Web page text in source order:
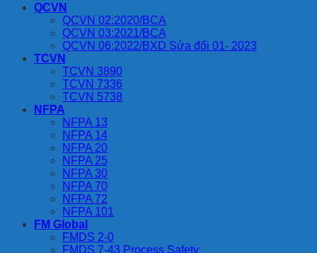
QCVN
QCVN 02:2020/BCA
QCVN 03:2021/BCA
QCVN 06:2022/BXD Sửa đổi 01- 2023
TCVN
TCVN 3890
TCVN 7336
TCVN 5738
NFPA
NFPA 13
NFPA 14
NFPA 20
NFPA 25
NFPA 30
NFPA 70
NFPA 72
NFPA 101
FM Global
FMDS 2-0
FMDS 7-43 Process Safety